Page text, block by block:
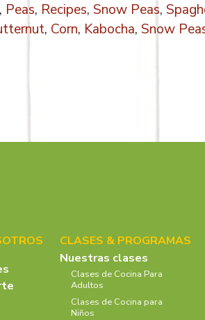
, Peas, Recipes, Snow Peas,
, Corn, Kabocha, Snow
CLASES & PROGRAMAS
Nuestras clases
Clases de Cocina Para
Adultos
Clases de Cocina para
Niños